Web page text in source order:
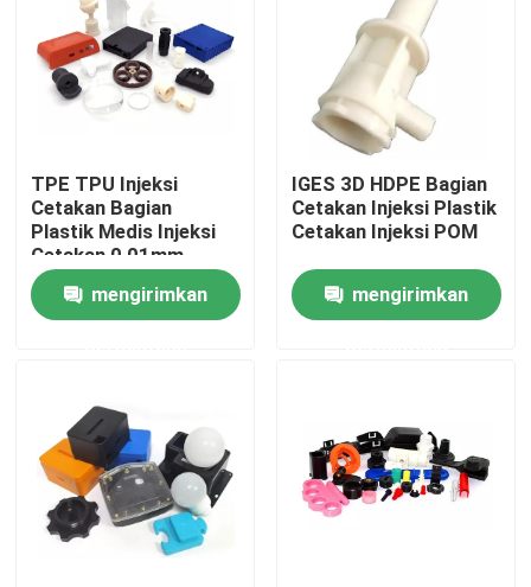
Tentang kita
Kontrol kualitas
Hubungi kami
Semua Kasus
Pin POGO dengan beban pegas
TPE TPU Injeksi
Cetakan Bagian
Plastik Medis Injeksi
Cetakan 0,01mm
Toleransi
mengirimkan
IGES 3D HDPE Bagian
Cetakan Injeksi Plastik
Cetakan Injeksi POM
mengirimkan